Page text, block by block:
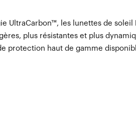
UltraCarbon™, les lunettes de soleil
plus résistantes et plus
protection haut de gamme